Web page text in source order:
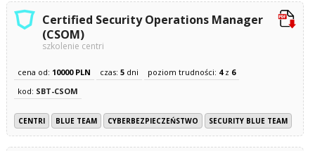
Certified Security Operations Manager
(CSOM)
szkolenie centri
cena od: 10000 PLN czas: 5dni poziom trudności: 4z 6
kod: SBT-CSOM
CENTRI BLUE TEAM CYBERBEZPIECZEŃSTWO SECURITY BLUE TEAM